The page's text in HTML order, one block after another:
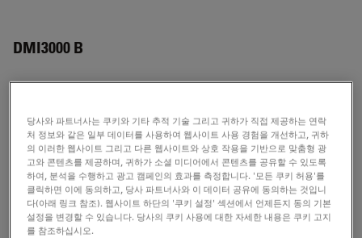
DMI3000 B
BROCHURE OR FLYER
Leica DMI3000 B-Brochure CN
Jul 27, 2026 ZIP, 2 MB
DOWNLOAD
당사와 파트너사는 쿠키와 기타 추적 기술 그리고 귀하가 직접 제공하는 연락
처 정보와 같은 일부 데이터를 사용하여 웹사이트 사용 경험을 개선하고, 귀하
의 이러한 웹사이트 그리고 다른 웹사이트와 상호 작용을 기반으로 맞춤형 광
고와 콘텐츠를 제공하며, 귀하가 소셜 미디어에서 콘텐츠를 공유할 수 있도록
하여, 분석을 수행하고 광고 캠페인의 효과를 측정합니다. '모든 쿠키 허용'를
클릭하면 이에 동의하고, 당사 파트너사와 이 데이터 공유에 동의하는 것입니
다(아래 링크 참조). 웹사이트 하단의 '쿠키 설정' 섹션에서 언제든지 동의 기본
설정을 변경할 수 있습니다. 당사의 쿠키 사용에 대한 자세한 내용은 쿠키 고지
를 참조하십시오.